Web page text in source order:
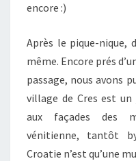
encore :)
Après le pique-nique,
même. Encore prés
passage, nous avons
village de Cres est
aux façades des
vénitienne, tantôt
Croatie n’est qu’une